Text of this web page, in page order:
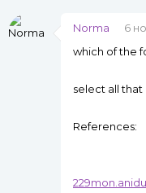
Norma
6
which of the
select all that
References: